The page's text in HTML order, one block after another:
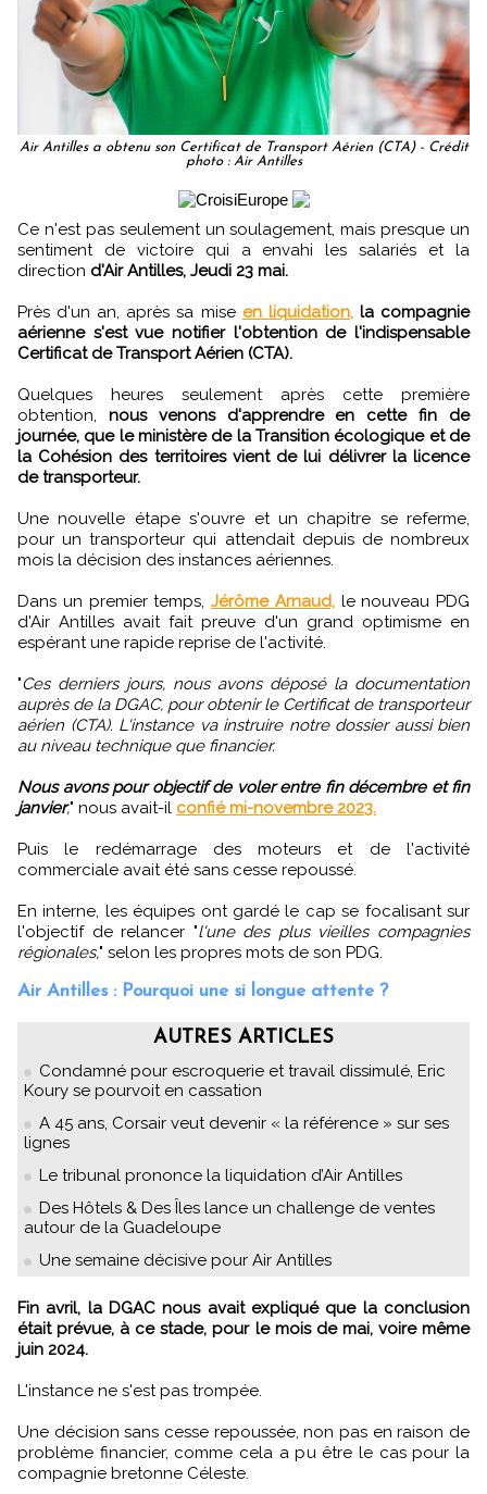
Air Antilles a obtenu son Certificat de Transport Aérien (CTA) - Crédit
photo : Air Antilles
Ce n'est pas seulement un soulagement, mais presque un
sentiment de victoire qui a envahi les salariés et la
direction d'Air Antilles, Jeudi 23 mai.
Près d'un an, après sa mise en liquidation, la compagnie
aérienne s'est vue notifier l'obtention de l'indispensable
Certificat de Transport Aérien (CTA).
Quelques heures seulement après cette première
obtention, nous venons d'apprendre en cette fin de
journée, que le ministère de la Transition écologique et de
la Cohésion des territoires vient de lui délivrer la licence
de transporteur.
Une nouvelle étape s'ouvre et un chapitre se referme,
pour un transporteur qui attendait depuis de nombreux
mois la décision des instances aériennes.
Dans un premier temps, Jérôme Arnaud,le nouveau PDG
d'Air Antilles avait fait preuve d'un grand optimisme en
espérant une rapide reprise de l'activité.
"Ces derniers jours, nous avons déposé la documentation
auprès de la DGAC, pour obtenir le Certificat de transporteur
aérien (CTA). L'instance va instruire notre dossier aussi bien
au niveau technique que financier.
Nous avons pour objectif de voler entre fin décembre et fin
janvier," nous avait-il confié mi-novembre 2023.
Puis le redémarrage des moteurs et de l'activité
commerciale avait été sans cesse repoussé.
En interne, les équipes ont gardé le cap se focalisant sur
l'objectif de relancer "l'une des plus vieilles compagnies
régionales," selon les propres mots de son PDG.
Air Antilles : Pourquoi une si longue attente ?
AUTRES ARTICLES
Condamné pour escroquerie et travail dissimulé, Eric
Koury se pourvoit en cassation
A 45 ans, Corsair veut devenir « la référence » sur ses
lignes
Le tribunal prononce la liquidation d’Air Antilles
Des Hôtels & Des Îles lance un challenge de ventes
autour de la Guadeloupe
Une semaine décisive pour Air Antilles
Fin avril, la DGAC nous avait expliqué que la conclusion
était prévue, à ce stade, pour le mois de mai, voire même
juin 2024.
L'instance ne s'est pas trompée.
Une décision sans cesse repoussée, non pas en raison de
problème financier, comme cela a pu être le cas pour la
compagnie bretonne Céleste.